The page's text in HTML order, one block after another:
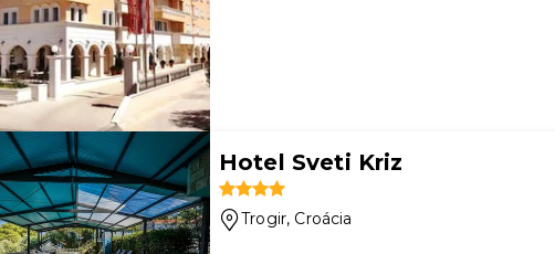
Hotel Sveti Kriz
Trogir, Croácia